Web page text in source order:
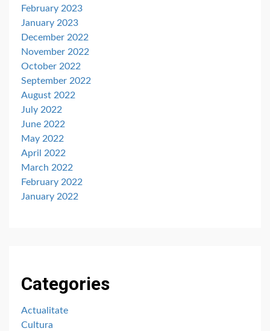
February 2023
January 2023
December 2022
November 2022
October 2022
September 2022
August 2022
July 2022
June 2022
May 2022
April 2022
March 2022
February 2022
January 2022
Categories
Actualitate
Cultura